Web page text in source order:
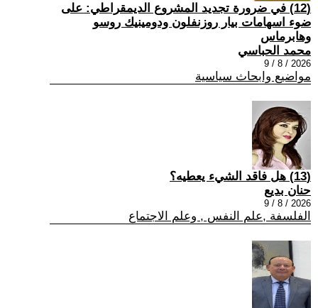
(12) في ضرورة تجديد المشروع الديمقراطي: على
ضوء اسهامات بيار روزنفلون ودومينيك روسو
وهابرماس
محمد الحباسي
2026 / 8 / 9
مواضيع وابحاث سياسية
(13) هل فاقد الشيء يعطيه؟
حنان بديع
2026 / 8 / 9
الفلسفة ,علم النفس , وعلم الاجتماع